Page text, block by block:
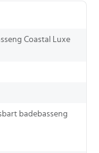
Coastal Luxe
badebasseng